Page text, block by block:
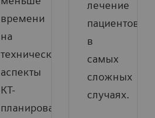
времени
на
технические
аспекты
КТ-
планирования
лечение
пациентов
в
самых
сложных
случаях.